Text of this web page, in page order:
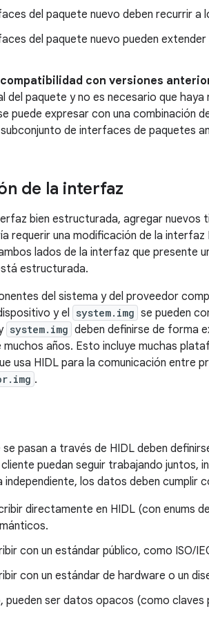
del paquete nuevo deben recurrir
del paquete nuevo pueden
con versiones
del paquete y no es necesario que
puede expresar con una combinación
de interfaces de paquetes
de la interfaz
bien estructurada, agregar nuevos
requerir una modificación de la
lados de la interfaz que presente
estructurada.
del sistema y del proveedor
y el system.img se pueden
system.img deben definirse de forma
años. Esto incluye muchas
usa HIDL para la comunicación entre
.
pasan a través de HIDL deben
puedan seguir trabajando juntos,
los datos deben cumplir
directamente en HIDL (con enums
con un estándar público, como ISO/
con un estándar de hardware o un
pueden ser datos opacos (como